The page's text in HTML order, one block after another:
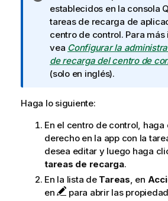
o
t
a
i
n
f
r
a
t
i
v
a
establecidos en la consola
tareas de recarga de
centro de control. Para
vea Configurar la
de recarga del centro de
(solo en inglés).
Haga lo siguiente:
En el centro de control, haga
derecho en la app con la
desea editar y luego haga
tareas de recarga.
En la lista de Tareas, en
en
para abrir las